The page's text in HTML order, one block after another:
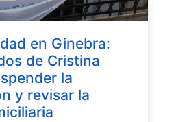
en Ginebra:
de Cristina
la
y revisar la